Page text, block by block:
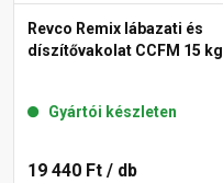
Revco Remix lábazati és
díszítővakolat CCFM 15 kg
Gyártói készleten
19 440 Ft / db